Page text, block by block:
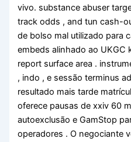
vivo. substance abuser
track odds , and tun cash-
de bolso mal utilizado para
embeds alinhado ao UKGC
report surface area .
, indo , e sessão terminus
resultado mais tarde
oferece pausas de xxiv 60
autoexclusão e GamStop
operadores . O negociante